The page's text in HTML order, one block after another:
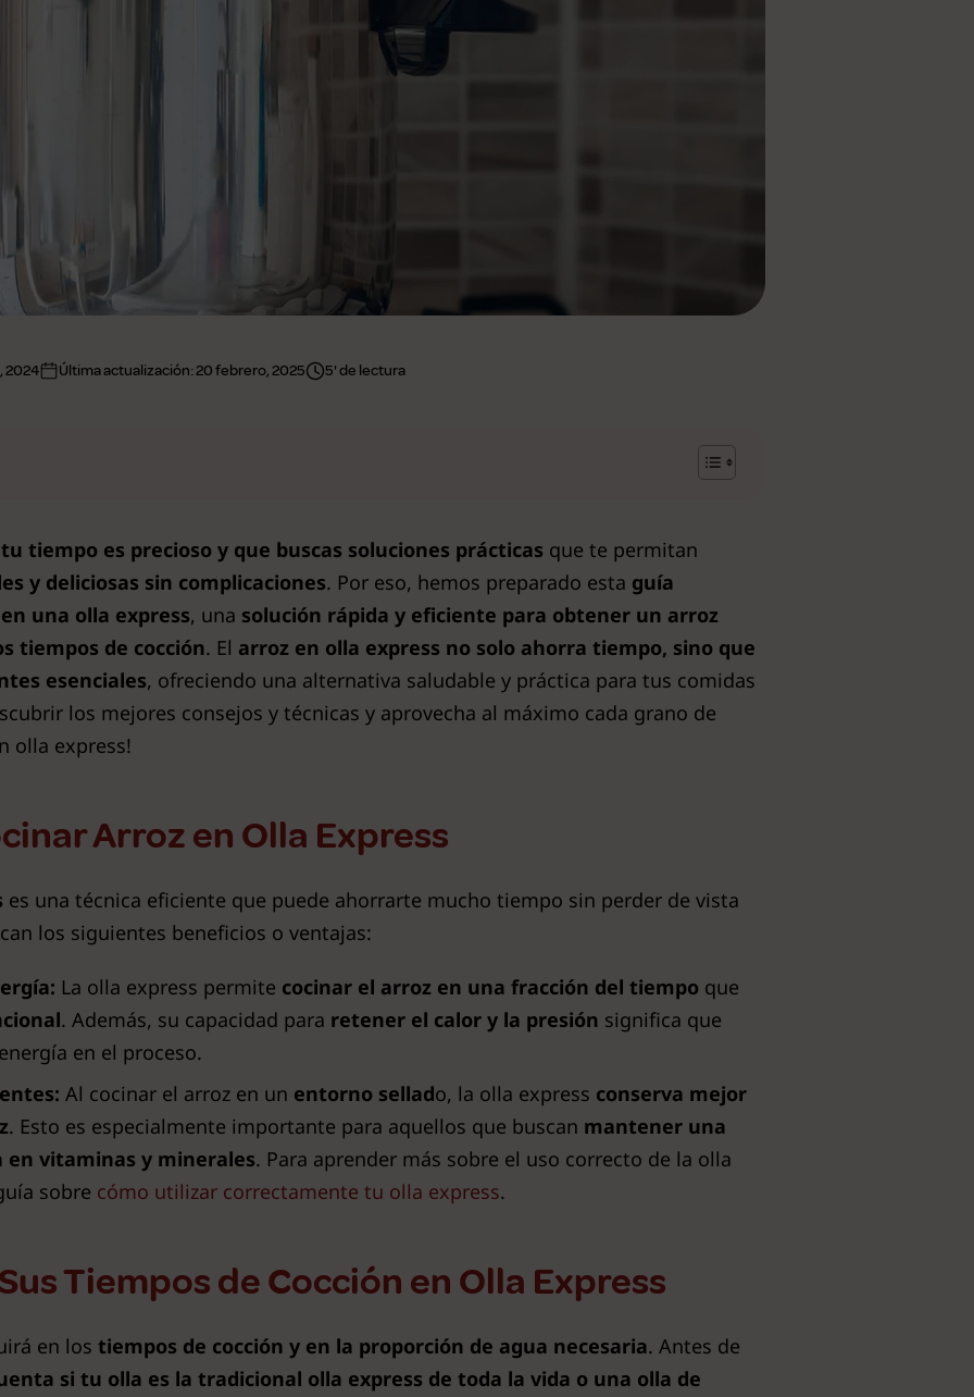
2024 Última actualización:20 febrero, 2025 5' de lectura
tu tiempo es precioso y que buscas soluciones prácticas que te permitan
y deliciosas sin complicaciones. Por eso, hemos preparado esta guía
una olla express, una solución rápida y eficiente para obtener un arroz
tiempos de cocción. El arroz en olla express no solo ahorra tiempo, sino que
esenciales, ofreciendo una alternativa saludable y práctica para tus comidas
los mejores consejos y técnicas y aprovecha al máximo cada grano de
olla express!
Arroz en Olla Express
es una técnica eficiente que puede ahorrarte mucho tiempo sin perder de vista
los siguientes beneficios o ventajas:
La olla express permite cocinar el arroz en una fracción del tiempo que
. Además, su capacidad para retener el calor y la presión significa que
en el proceso.
Al cocinar el arroz en un entorno sellado, la olla express conserva mejor
. Esto es especialmente importante para aquellos que buscan mantener una
en vitaminas y minerales. Para aprender más sobre el uso correcto de la olla
sobre cómo utilizar correctamente tu olla express.
Tiempos de Cocción en Olla Express
en los tiempos de cocción y en la proporción de agua necesaria. Antes de
si tu olla es la tradicional olla express de toda la vida o una olla de